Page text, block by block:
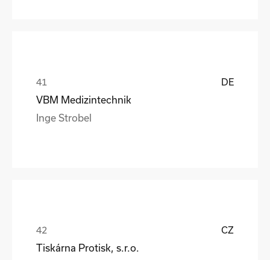
DE
VBM Medizintechnik
Inge Strobel
CZ
Tiskárna Protisk, s.r.o.